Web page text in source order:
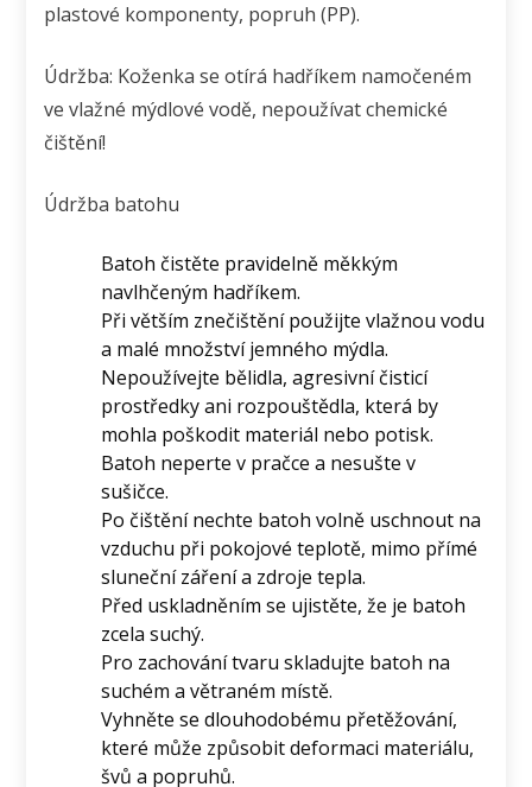
plastové komponenty, popruh (PP).
Údržba: Koženka se otírá hadříkem namočeném
ve vlažné mýdlové vodě, nepoužívat chemické
čištění!
Údržba batohu
Batoh čistěte pravidelně měkkým
navlhčeným hadříkem.
Při větším znečištění použijte vlažnou vodu
a malé množství jemného mýdla.
Nepoužívejte bělidla, agresivní čisticí
prostředky ani rozpouštědla, která by
mohla poškodit materiál nebo potisk.
Batoh neperte v pračce a nesušte v
sušičce.
Po čištění nechte batoh volně uschnout na
vzduchu při pokojové teplotě, mimo přímé
sluneční záření a zdroje tepla.
Před uskladněním se ujistěte, že je batoh
zcela suchý.
Pro zachování tvaru skladujte batoh na
suchém a větraném místě.
Vyhněte se dlouhodobému přetěžování,
které může způsobit deformaci materiálu,
švů a popruhů.